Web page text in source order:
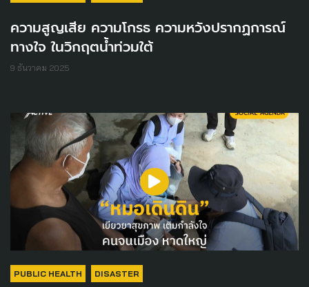
ความสูญเสีย ความโกรธ ความหวังปรากฏการณ์
ทางใจ ในวิกฤตน้ำท่วมใต้
9 ธันวาคม 2025
PUBLIC HEALTH DISASTER